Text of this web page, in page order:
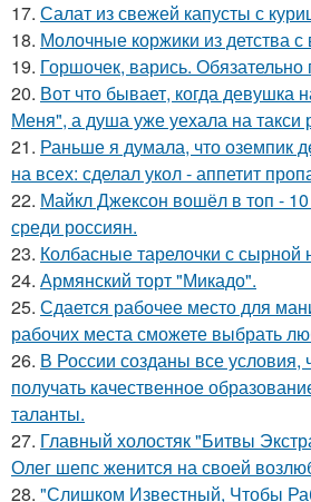
17. Салат из свежей капусты с
18. Молочные коржики из детства
19. Горшочек, варись. Обязательно
20. Вот что бывает, когда девушка
Меня", а душа уже уехала на такси
21. Раньше я думала, что оземпик
на всех: сделал укол - аппетит
22. Майкл Джексон вошёл в топ -
среди россиян.
23. Колбасные тарелочки с сырной
24. Армянский торт "Микадо".
25. Сдается рабочее место для
рабочих места сможете выбрать
26. В России созданы все условия,
получать качественное
таланты.
27. Главный холостяк "Битвы
Олег шепс женится на своей
28. "Слишком Известный, Чтобы